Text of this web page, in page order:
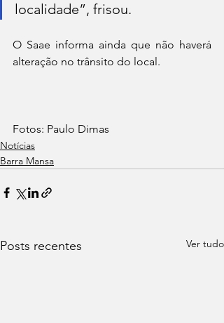
localidade”, frisou.
O Saae informa ainda que não haverá
alteração no trânsito do local.
Fotos: Paulo Dimas
Notícias
Barra Mansa
Posts recentes Ver tudo